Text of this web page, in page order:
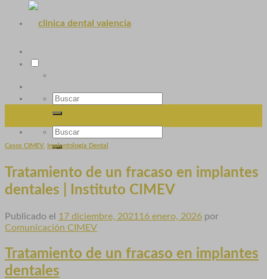
Casos CIMEV, Implantología Dental
Tratamiento de un fracaso en implantes
dentales | Instituto CIMEV
Publicado el 17 diciembre, 2021 16 enero, 2026 por
Comunicación CIMEV
Tratamiento de un fracaso en implantes
dentales